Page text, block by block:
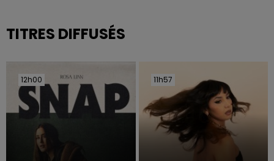
TITRES DIFFUSÉS
12h00
12h00 11h57
11h57